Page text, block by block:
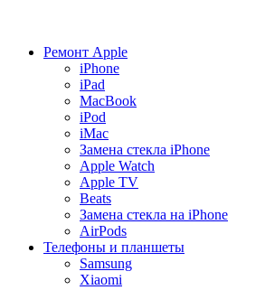
Ремонт Apple
iPhone
iPad
MacBook
iPod
iMac
Замена стекла iPhone
Apple Watch
Apple TV
Beats
Замена стекла на iPhone
AirPods
Телефоны и планшеты
Samsung
Xiaomi